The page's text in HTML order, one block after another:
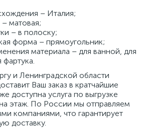
– Италия;
матовая;
– в полоску;
форма – прямоугольник;
материала – для ванной, для
фартука.
и Ленинградской области
Ваш заказ в кратчайшие
доступна услуга по выгрузке
этаж. По России мы отправляем
компаниями, что гарантирует
доставку.